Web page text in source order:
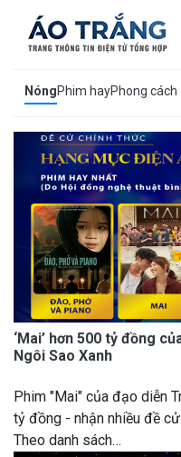
NóngPhim hayPhong cách
‘Mai’ hơn 500 tỷ đồng
Ngôi Sao Xanh
Phim "Mai" của đạo diễn
tỷ đồng - nhận nhiều đề
Theo danh sách…